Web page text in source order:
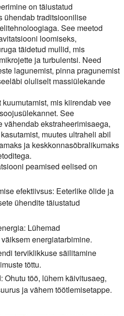
on täiustatud
ühendab traditsioonilise
See meetod
loomiseks,
täidetud mullid, mis
ja turbulentsi. Need
lagunemist, pinna pragunemist
oluliselt massiülekande
mis kiirendab vee
See
vähendab ekstraheerimisaega,
muutes ultraheli abil
ja keskkonnasõbralikumaks
peamised eelised on
efektiivsus: Eeterlike õlide ja
ühendite täiustatud
Lühemad
energiatarbimine.
terviklikkuse säilitamine
tõttu.
Ohutu töö, lühem käivitusaeg,
ja vähem töötlemisetappe.